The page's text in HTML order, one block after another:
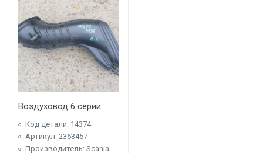
Воздуховод 6 серии
Код детали: 14374
Артикул: 2363457
Производитель: Scania